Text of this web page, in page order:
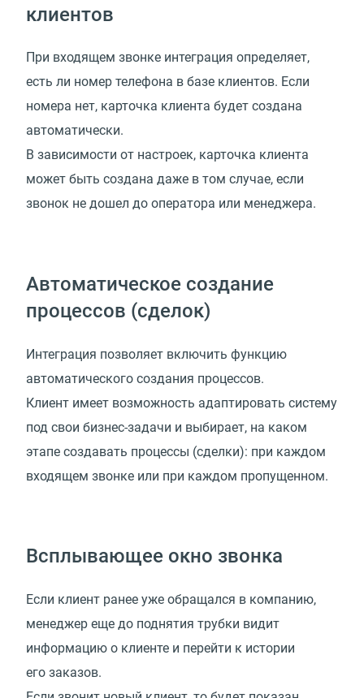
клиентов
При входящем звонке интеграция определяет,
есть ли номер телефона в базе клиентов. Если
номера нет, карточка клиента будет создана
автоматически.
В зависимости от настроек, карточка клиента
может быть создана даже в том случае, если
звонок не дошел до оператора или менеджера.
Автоматическое создание
процессов (сделок)
Интеграция позволяет включить функцию
автоматического создания процессов.
Клиент имеет возможность адаптировать систему
под свои бизнес-задачи и выбирает, на каком
этапе создавать процессы (сделки): при каждом
входящем звонке или при каждом пропущенном.
Всплывающее окно звонка
Если клиент ранее уже обращался в компанию,
менеджер еще до поднятия трубки видит
информацию о клиенте и перейти к истории
его заказов.